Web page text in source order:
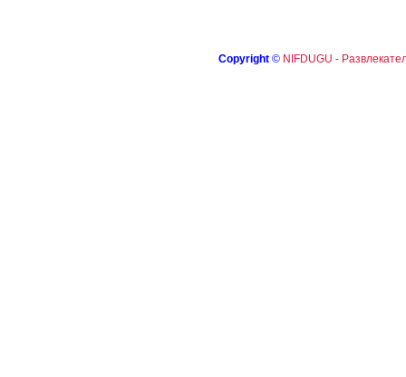
Copyright © NIFDUGU -